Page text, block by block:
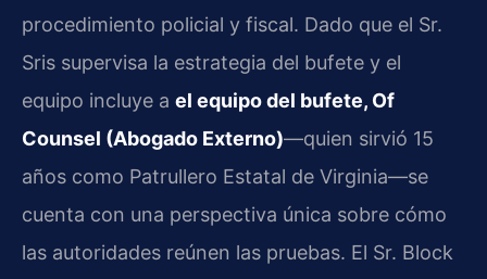
procedimiento policial y fiscal. Dado que el Sr.
Sris supervisa la estrategia del bufete y el
equipo incluye a el equipo del bufete, Of
Counsel (Abogado Externo)—quien sirvió 15
años como Patrullero Estatal de Virginia—se
cuenta con una perspectiva única sobre cómo
las autoridades reúnen las pruebas. El Sr. Block